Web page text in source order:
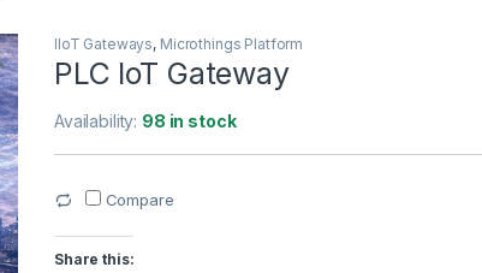
IIoT Gateways, Microthings Platform
PLC IoT Gateway
Availability: 98 in stock
Compare
Share this: